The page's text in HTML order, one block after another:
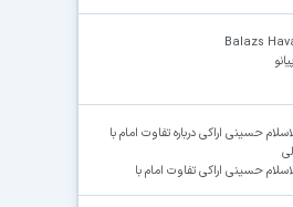
Balazs
حسینی اراکی درباره تفاوت امام با
حسینی اراکی تفاوت امام با